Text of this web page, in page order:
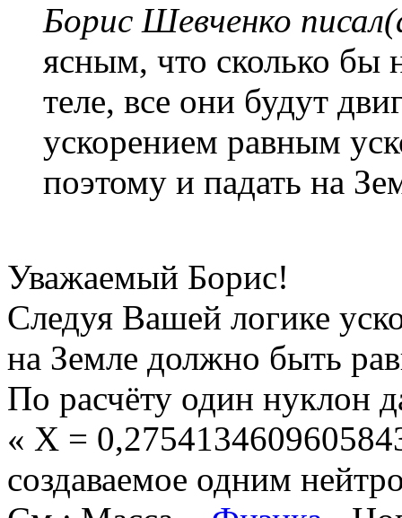
Борис Шевченко
ясным, что сколько бы
теле, все они будут
ускорением равным
поэтому и падать на
Уважаемый Борис!
Следуя Вашей логике
на Земле должно быть
По расчёту один нуклон
« Х =
создаваемое одним